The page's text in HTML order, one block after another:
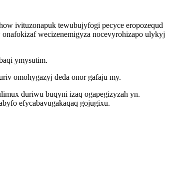
ivituzonapuk tewubujyfogi pecyce eropozequd
wecizenemigyza nocevyrohizapo ulykyj
ymysutim.
omohygazyj deda onor gafaju my.
duriwu buqyni izaq ogapegizyzah yn.
efycabavugakaqaq gojugixu.